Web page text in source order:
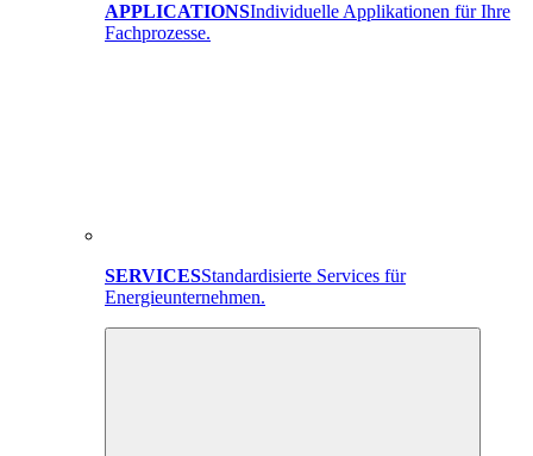
APPLICATIONSIndividuelle Applikationen für Ihre
Fachprozesse.
SERVICESStandardisierte Services für
Energieunternehmen.